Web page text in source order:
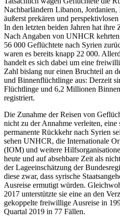
Nachbarländern Libanon,
äußerst prekären und
In den letzten beiden Jahren hat ihre
Nach Angaben von UNHCR
56 000 Geflüchtete nach Syrien
waren es bereits knapp 22 000.
handelt es sich dabei um eine
Zahl bislang nur einen Bruchteil an
und Binnenflüchtlinge aus: Derzeit
Flüchtlinge und 6,2 Millionen
registriert.
Die Zunahme der Reisen von
nicht zu der Annahme verleiten,
permanente Rückkehr nach Syrien
sehen UNHCR, die Internationale
(IOM) und weitere
heute und auf absehbare Zeit als
der Lageeinschätzung der
diese zwar, dass syrische
Ausreise ermutigt würden.
2017 unterstützte sie eine an den
gekoppelte freiwillige Ausreise in
Quartal 2019 in 77 Fällen.